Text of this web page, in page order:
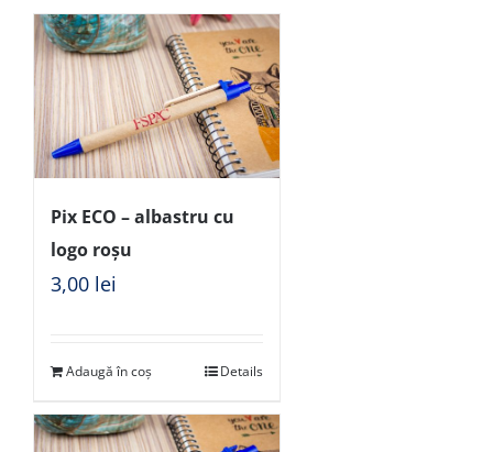
Pix ECO – albastru cu
logo roșu
3,00 lei
Adaugă în coș Details